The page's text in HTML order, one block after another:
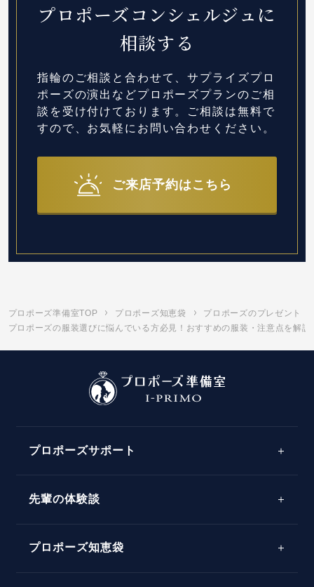
プロポーズコンシェルジュに
相談する
指輪のご相談と合わせて、サプライズプロ
ポーズの演出などプロポーズプランのご相
談を受け付けております。 ご相談は無料で
すので、お気軽にお問い合わせください。
ご来店予約はこちら
プロポーズ準備室TOP プロポーズ知恵袋
プロポーズのプレゼント
プロポーズの服装選びに悩んでいる方必見！おすすめの服装・注意点を解
プロポーズサポート
先輩の体験談
プロポーズ知恵袋